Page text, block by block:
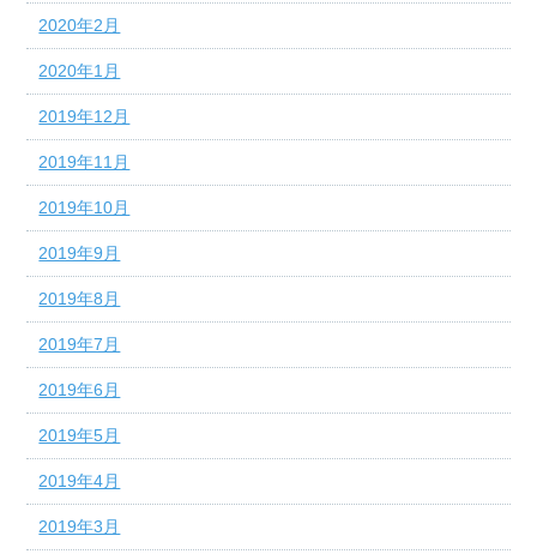
2020年2月
2020年1月
2019年12月
2019年11月
2019年10月
2019年9月
2019年8月
2019年7月
2019年6月
2019年5月
2019年4月
2019年3月